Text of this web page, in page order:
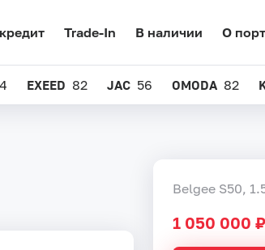
Trade-In В наличии О
EXEED 82 JAC 56 OMODA 82
Belgee S50,
1 050 000 ₽